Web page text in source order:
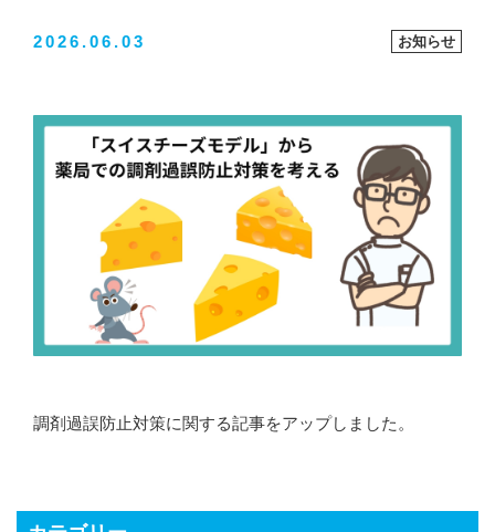
2026.06.03 お知らせ
調剤過誤防止対策に関する記事をアップしました。